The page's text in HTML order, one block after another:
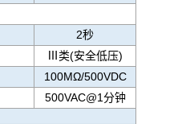
2秒
Ⅲ类(安全低压)
100MΩ/500VDC
500VAC@1分钟